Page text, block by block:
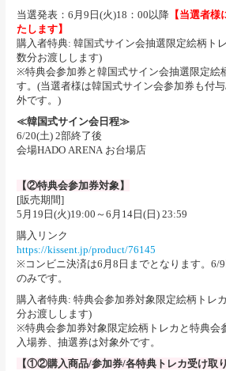
当選発表：6月9日(火)18：00以降 【当選者
たします】
購入者特典: 韓国式サイン会抽選限定絵柄ト
数分お渡しします)
※特典会参加券と韓国式サイン会抽選限定絵
す。(当選者様は韓国式サイン会参加券も付
外です。)
≪韓国式サイン会日程≫
6/20(土) 2部終了後
会場HADO ARENA お台場店
【②特典会参加券対象】
[販売期間]
5月19日(火)19:00～6月14日(日) 23:59
購入リンク
https://kissent.jp/product/76145
※コンビニ決済は6月8日までとなります。6/
のみです。
購入者特典: 特典会参加券対象限定絵柄トレ
分お渡しします)
※特典会参加券対象限定絵柄トレカと特典会
入場券、抽選券は対象外です。
【①②購入商品/参加券/各特典トレカ受け取り